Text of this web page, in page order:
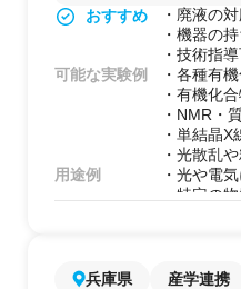
用途例
・自社に
ラボで完
ス。
・分析装
保したい
用するケ
・蛍光顕
価に向け
・微生物
環境を一
・新規プ
おすすめ
・廃液の
・機器の
・技術指
可能な実験例
・各種有
・有機化
・NMR・
・単結晶
・光散乱
用途例
・光や電
・特定の
兵庫県 産学連携